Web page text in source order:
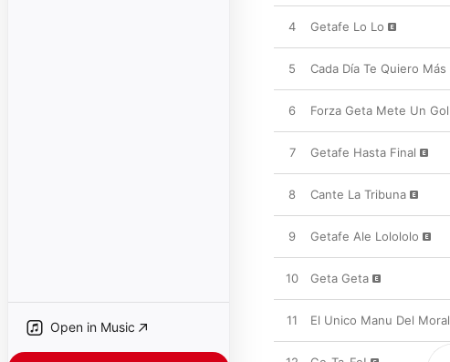
Open in Music
4 Getafe Lo Lo
5 Cada Dí­a Te Quiero Más
6 Forza Geta Mete Un Gol
7 Getafe Hasta Final
8 Cante La Tribuna
9 Getafe Ale Lolololo
10 Geta Geta
11 El Unico Manu Del Moral